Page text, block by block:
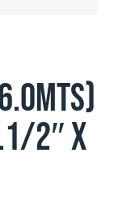
2″ x